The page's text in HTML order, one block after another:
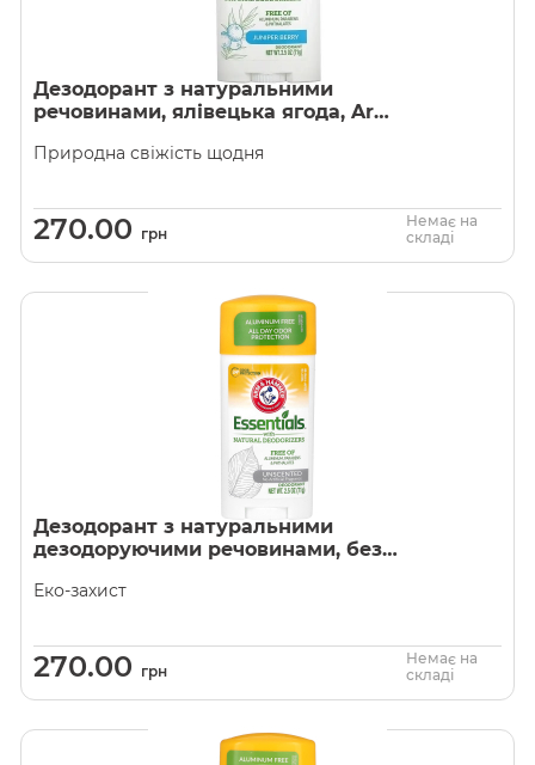
Дезодорант з натуральними
речовинами, ялівецька ягода, Arm
Природна свіжість щодня
270.00 грн
Немає на
складі
Дезодорант з натуральними
дезодоруючими речовинами, без
Hammer
Еко-захист
270.00 грн
Немає на
складі